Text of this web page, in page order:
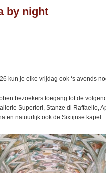
by night
kun je elke vrijdag ook ‘s avonds
bezoekers toegang tot de
Superiori, Stanze di Raffaello,
en natuurlijk ook de Sixtijnse kapel.